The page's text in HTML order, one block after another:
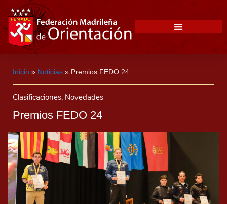
Inicio » Noticias » Premios FEDO 24
Clasificaciones, Novedades
Premios FEDO 24